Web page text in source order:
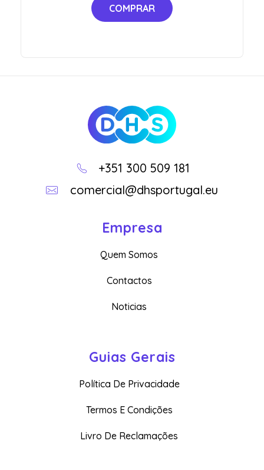
COMPRAR
+351 300 509 181
comercial@dhsportugal.eu
Empresa
Quem Somos
Contactos
Noticias
Guias Gerais
Política De Privacidade
Termos E Condições
Livro De Reclamações